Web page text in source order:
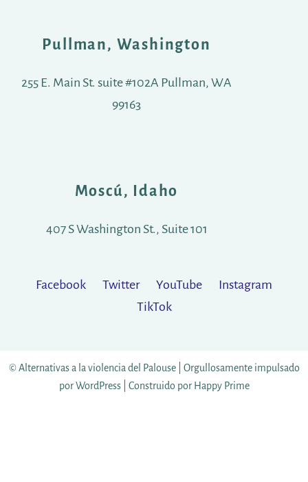
Pullman, Washington
255 E. Main St. suite #102A Pullman, WA
99163
Moscú, Idaho
407 S Washington St., Suite 101
Facebook Twitter YouTube
Instagram
TikTok
© Alternativas a la violencia del Palouse | Orgullosamente impulsado
por WordPress
Construido por Happy Prime